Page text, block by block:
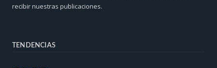
recibir nuestras publicaciones.
TENDENCIAS